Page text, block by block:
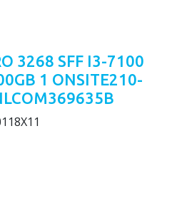
3268 SFF I3-7100
1 ONSITE210-